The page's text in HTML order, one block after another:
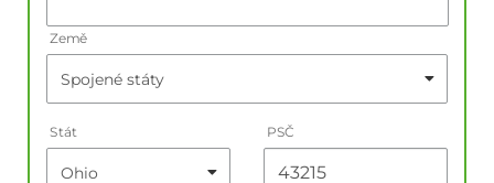
Země
Stát PSČ